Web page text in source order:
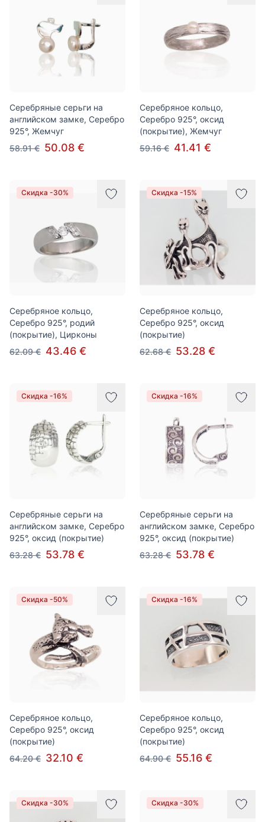
Серебряные серьги на
английском замке, Серебро
925°, Жемчуг
58.91 € 50.08 €
Серебряное кольцо,
Серебро 925°, оксид
(покрытие), Жемчуг
59.16 € 41.41 €
Скидка -30%
Серебряное кольцо,
Серебро 925°, родий
(покрытие), Цирконы
62.09 € 43.46 €
Скидка -15%
Серебряное кольцо,
Серебро 925°, оксид
(покрытие)
62.68 € 53.28 €
Скидка -16%
Серебряные серьги на
английском замке, Серебро
925°, оксид (покрытие)
63.28 € 53.78 €
Скидка -16%
Серебряные серьги на
английском замке, Серебро
925°, оксид (покрытие)
63.28 € 53.78 €
Скидка -50%
Серебряное кольцо,
Серебро 925°, оксид
(покрытие)
64.20 € 32.10 €
Скидка -16%
Серебряное кольцо,
Серебро 925°, оксид
(покрытие)
64.90 € 55.16 €
Скидка -30% Скидка -30%